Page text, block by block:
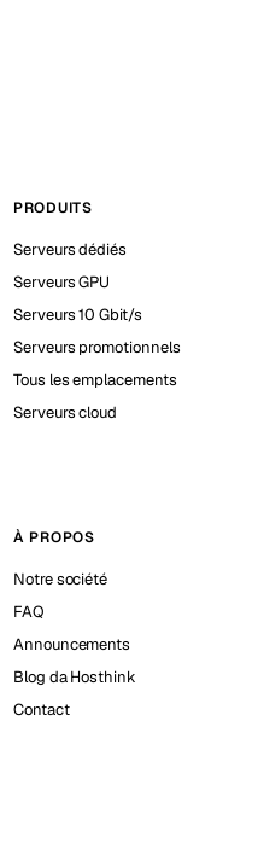
PRODUITS
Serveurs dédiés
Serveurs GPU
Serveurs 10 Gbit/s
Serveurs promotionnels
Tous les emplacements
Serveurs cloud
À PROPOS
Notre société
FAQ
Announcements
Blog da Hosthink
Contact